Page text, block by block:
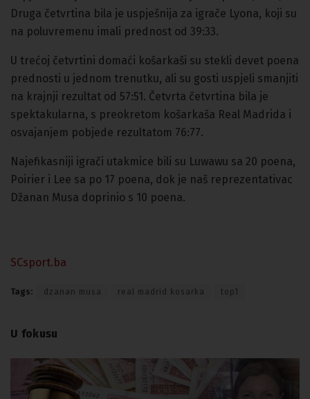
Druga četvrtina bila je uspješnija za igrače Lyona, koji su
na poluvremenu imali prednost od 39:33.
U trećoj četvrtini domaći košarkaši su stekli devet poena
prednosti u jednom trenutku, ali su gosti uspjeli smanjiti
na krajnji rezultat od 57:51. Četvrta četvrtina bila je
spektakularna, s preokretom košarkaša Real Madrida i
osvajanjem pobjede rezultatom 76:77.
Najefikasniji igrači utakmice bili su Luwawu sa 20 poena,
Poirier i Lee sa po 17 poena, dok je naš reprezentativac
Džanan Musa doprinio s 10 poena.
SCsport.ba
Tags: dzanan musa real madrid kosarka top1
U fokusu